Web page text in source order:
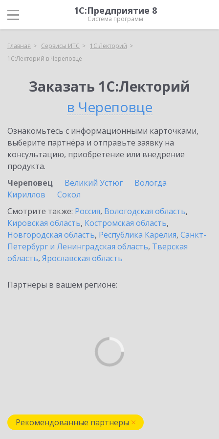
1С:Предприятие 8
Система программ
Главная Сервисы ИТС
1С:Лекторий
1С:Лекторий в Череповце
Заказать 1С:Лекторий
в Череповце
Ознакомьтесь с информационными карточками,
выберите партнёра и отправьте заявку на
консультацию, приобретение или внедрение
продукта.
Череповец
Великий Устюг
Вологда
Кириллов
Сокол
Смотрите также: Россия, Вологодская область,
Кировская область, Костромская область,
Новгородская область, Республика Карелия, Санкт-
Петербург и Ленинградская область, Тверская
область, Ярославская область
Партнеры в вашем регионе:
Рекомендованные партнеры